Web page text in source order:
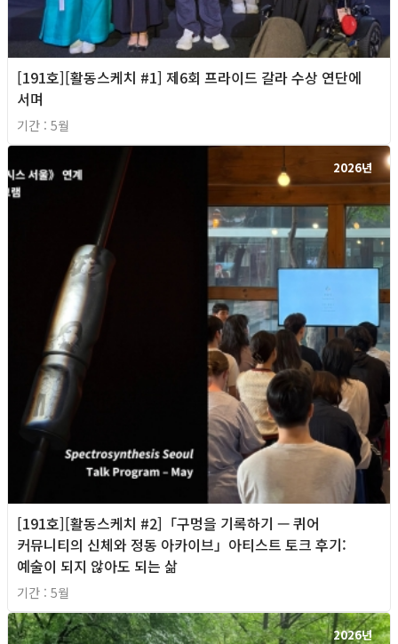
[191호][활동스케치 #1] 제6회 프라이드 갈라 수상 연단에
서며
기간 : 5월
2026년
[191호][활동스케치 #2]「구멍을 기록하기 — 퀴어
커뮤니티의 신체와 정동 아카이브」아티스트 토크 후기:
예술이 되지 않아도 되는 삶
기간 : 5월
2026년